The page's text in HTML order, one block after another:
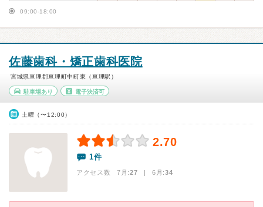
09:00-18:00
佐藤歯科・矯正歯科医院
宮城県亘理郡亘理町中町東（亘理駅）
駐車場あり 電子決済可
土曜（〜12:00）
2.70
1件
アクセス数 7月:27 | 6月:34